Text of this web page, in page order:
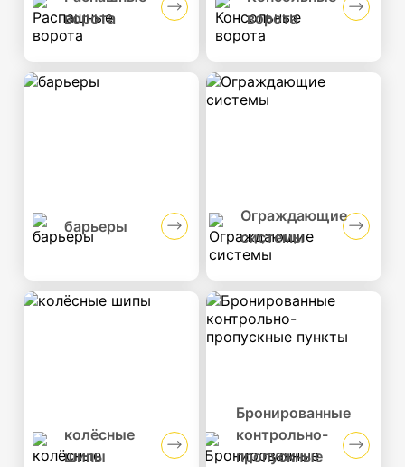
ворота
ворота
барьеры
Ограждающие
системы
колёсные
шипы
Бронированные
контрольно-
пропускные